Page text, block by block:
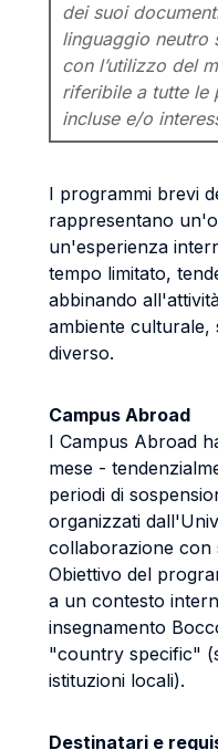
dei suoi
linguaggio neutro
con l’utilizzo del
riferibile a tutte le
incluse e/o
I programmi brevi
rappresentano
un'esperienza
tempo limitato,
abbinando
ambiente culturale,
diverso.
Campus Abroad
I Campus Abroad
mese -
periodi di
organizzati
collaborazione con
Obiettivo del
a un contesto
insegnamento
"country specific"
istituzioni locali).
Destinatari e